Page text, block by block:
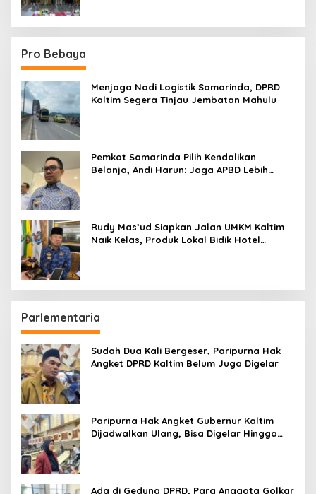
Pro Bebaya
Menjaga Nadi Logistik Samarinda, DPRD
Kaltim Segera Tinjau Jembatan Mahulu
Pemkot Samarinda Pilih Kendalikan
Belanja, Andi Harun: Jaga APBD Lebih
Rudy Mas’ud Siapkan Jalan UMKM Kaltim
Naik Kelas, Produk Lokal Bidik Hotel
Parlementaria
Sudah Dua Kali Bergeser, Paripurna Hak
Angket DPRD Kaltim Belum Juga Digelar
Paripurna Hak Angket Gubernur Kaltim
Dijadwalkan Ulang, Bisa Digelar Hingga
Ada di Gedung DPRD, Para Anggota Golkar